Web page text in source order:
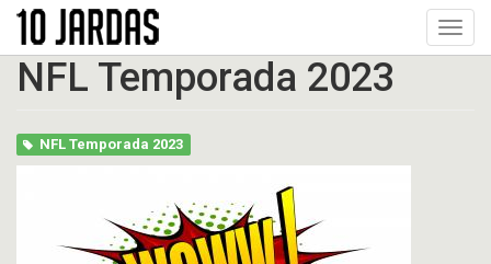
Pular
o
conteúdo
NFL Temporada 2023
NFL Temporada 2023